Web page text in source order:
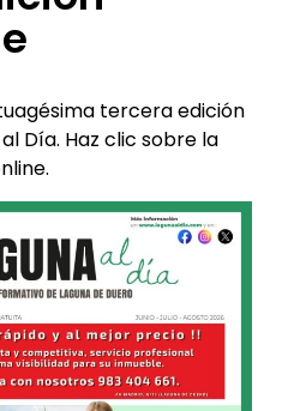
tercera edición
Día. Haz clic sobre la